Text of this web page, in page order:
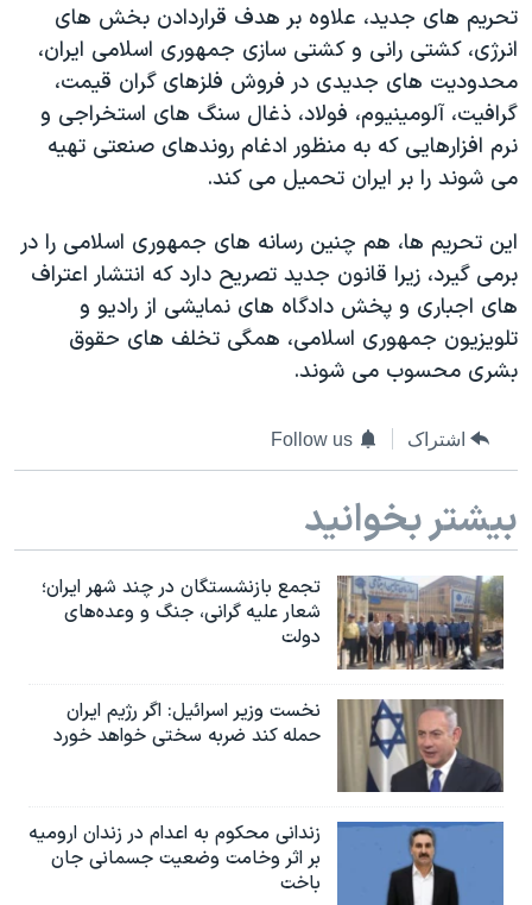
فرهنگ و زندگی
حقوق شهروندی
اقتصادی
علم و فناوری
گالری عکس
آرشیو پخش زنده
مستندها
انتخابات ریاست جمهوری آمریکا ۲۰۲۴
حمله جمهوری اسلامی به اسرائیل
رمز مهسا
اعتراضات زن، زندگی، آزادی
مجموعه مستندهای دادخواهی
تریبونال مردمی آبان ۹۸
دادگاه حمید نوری
قانون شفافیت دارائی کادر رهبری ایران
اعتراضات مردمی آبان ۹۸
اسرائیل در جنگ
نرگس محمدی برنده جایزه نوبل صلح
همایش محافظه‌کاران آمریکا «سی‌پک»
صفحه‌های ویژه
سفر پرزیدنت ترامپ به چین
دنبال کنید
زبانهای مختلف
تحریم های جدید، علاوه بر هدف قراردادن بخش های
انرژی، کشتی رانی و کشتی سازی جمهوری اسلامی ایران،
محدودیت های جدیدی در فروش فلزهای گران قیمت،
گرافیت، آلومینیوم، فولاد، ذغال سنگ های استخراجی و
نرم افزارهایی که به منظور ادغام روندهای صنعتی تهیه
می شوند را بر ایران تحمیل می کند.
این تحریم ها، هم چنین رسانه های جمهوری اسلامی را در
برمی گیرد، زیرا قانون جدید تصریح دارد که انتشار اعتراف
های اجباری و پخش دادگاه های نمایشی از رادیو و
تلویزیون جمهوری اسلامی، همگی تخلف های حقوق
بشری محسوب می شوند.
اشتراک Follow us
بیشتر بخوانید
تجمع بازنشستگان در چند شهر ایران؛
شعار علیه گرانی، جنگ و وعده‌های
دولت
نخست وزیر اسرائيل: اگر رژیم ایران
حمله کند ضربه سختی خواهد خورد
زندانی محکوم به اعدام در زندان ارومیه
بر اثر وخامت وضعیت جسمانی جان
باخت